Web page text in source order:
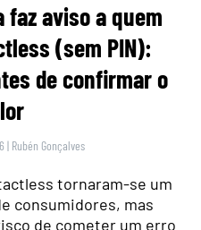
faz aviso a quem
(sem PIN):
de confirmar o
| Rubén Gonçalves
tornaram-se um
consumidores, mas
de cometer um erro